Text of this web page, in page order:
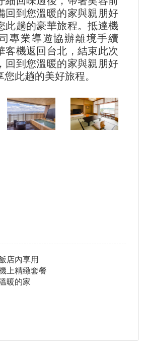
回到您溫暖的家與親朋好
此趟的豪華旅程。抵達機
專業導遊協辦離境手續
客機返回台北，結束此次
回到您溫暖的家與親朋好
此趟的美好旅程。
店內享用
上精緻套餐
暖的家